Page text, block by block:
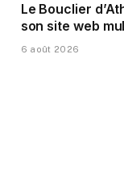
Le Bouclier
son site web
6 août 2026